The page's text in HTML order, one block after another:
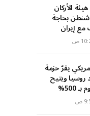
الأركان
بحاجة
مع إيران
يقرّ حزمة
ويتيح